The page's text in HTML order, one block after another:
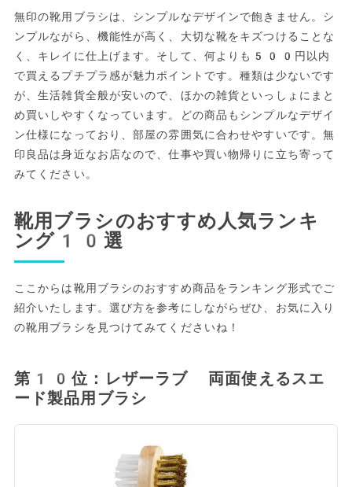
無印の靴用ブラシは、シンプルなデザインで飽きません。シ
ンプルながら、機能性が高く、大切な靴をキズつけることな
く、キレイに仕上げます。そして、何よりも500円以内
で買えるプチプラ感が魅力ポイントです。種類は少ないです
が、生活雑貨全般が安いので、ほかの雑貨といっしょにまと
め買いしやすくなっています。どの商品もシンプルなデザイ
ン仕様になっており、部屋の雰囲気に合わせやすいです。無
印良品は身近なお店なので、仕事や買い物帰りに立ち寄って
みてください。
靴用ブラシのおすすめ人気ランキ
ング10選
ここからは靴用ブラシのおすすめ商品をランキング形式でご
紹介いたします。選び方を参考にしながらぜひ、お気に入り
の靴用ブラシを見つけてみてくださいね！
第10位：レザーラブ 両面使えるスエ
ード製品用ブラシ